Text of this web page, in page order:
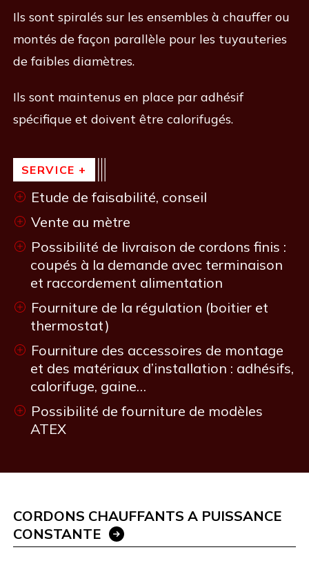
Ils sont spiralés sur les ensembles à chauffer ou
montés de façon parallèle pour les tuyauteries
de faibles diamètres.
Ils sont maintenus en place par adhésif
spécifique et doivent être calorifugés.
SERVICE +
Etude de faisabilité, conseil
Vente au mètre
Possibilité de livraison de cordons finis :
coupés à la demande avec terminaison
et raccordement alimentation
Fourniture de la régulation (boitier et
thermostat)
Fourniture des accessoires de montage
et des matériaux d’installation : adhésifs,
calorifuge, gaine…
Possibilité de fourniture de modèles
ATEX
CORDONS CHAUFFANTS A PUISSANCE
CONSTANTE